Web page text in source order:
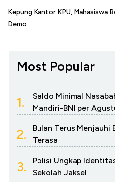
Kepung Kantor KPU, Mahasiswa
Demo
Most Popular
1.
Saldo Minimal
Mandiri-BNI per
2.
Bulan Terus Menjauhi
Terasa
3.
Polisi Ungkap
Sekolah Jaksel